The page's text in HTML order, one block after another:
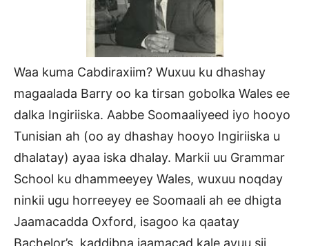
Waa kuma Cabdiraxiim? Wuxuu ku dhashay
magaalada Barry oo ka tirsan gobolka Wales ee
dalka Ingiriiska. Aabbe Soomaaliyeed iyo hooyo
Tunisian ah (oo ay dhashay hooyo Ingiriiska u
dhalatay) ayaa iska dhalay. Markii uu Grammar
School ku dhammeeyey Wales, wuxuu noqday
ninkii ugu horreeyey ee Soomaali ah ee dhigta
Jaamacadda Oxford, isagoo ka qaatay
Bachelor’s, kaddibna jaamacad kale ayuu sii